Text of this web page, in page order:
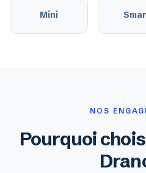
Mini
NOS
Pourquoi